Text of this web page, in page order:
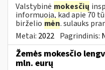
Valstybinė mokesčių
informuoja, kad apie 70
birželio mėn. sulauks
Metai: 2022 Pagrindinis:
Žemės mokesčio
mln. eurų